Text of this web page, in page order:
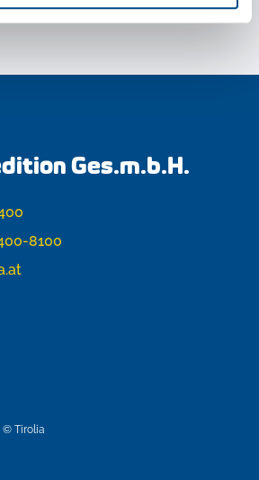
Ges.m.b.H.
8100
© Tirolia